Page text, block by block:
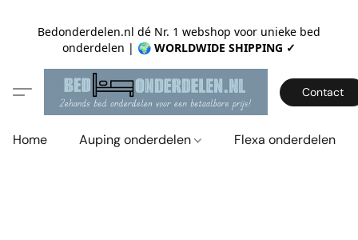
Bedonderdelen.nl dé Nr. 1 webshop voor unieke bed
onderdelen | 🌍 WORLDWIDE SHIPPING ✓
Contact
Home Auping onderdelen Flexa onderdelen